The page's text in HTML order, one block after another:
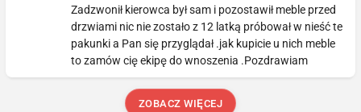
Zadzwonił kierowca był sam i pozostawił meble przed
drzwiami nic nie zostało z 12 latką próbował w nieść te
pakunki a Pan się przyglądał .jak kupicie u nich meble
to zamów cię ekipę do wnoszenia .Pozdrawiam
ZOBACZ WIĘCEJ